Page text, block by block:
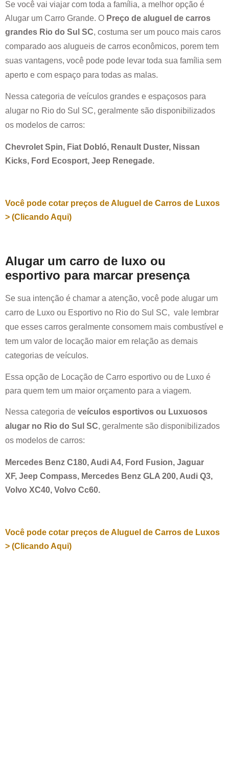
Se você vai viajar com toda a família, a melhor opção é
Alugar um Carro Grande. O Preço de aluguel de carros
grandes Rio do Sul SC, costuma ser um pouco mais caros
comparado aos alugueis de carros econômicos, porem tem
suas vantagens, você pode pode levar toda sua família sem
aperto e com espaço para todas as malas.
Nessa categoria de veículos grandes e espaçosos para
alugar no Rio do Sul SC, geralmente são disponibilizados
os modelos de carros:
Chevrolet Spin, Fiat Dobló, Renault Duster, Nissan
Kicks, Ford Ecosport, Jeep Renegade.
Você pode cotar preços de Aluguel de Carros de Luxos
> (Clicando Aqui)
Alugar um carro de luxo ou
esportivo para marcar presença
Se sua intenção é chamar a atenção, você pode alugar um
carro de Luxo ou Esportivo no Rio do Sul SC, vale lembrar
que esses carros geralmente consomem mais combustível e
tem um valor de locação maior em relação as demais
categorias de veículos.
Essa opção de Locação de Carro esportivo ou de Luxo é
para quem tem um maior orçamento para a viagem.
Nessa categoria de veículos esportivos ou Luxuosos
alugar no Rio do Sul SC, geralmente são disponibilizados
os modelos de carros:
Mercedes Benz C180, Audi A4, Ford Fusion, Jaguar
XF, Jeep Compass, Mercedes Benz GLA 200, Audi Q3,
Volvo XC40, Volvo Cc60.
Você pode cotar preços de Aluguel de Carros de Luxos
> (Clicando Aqui)